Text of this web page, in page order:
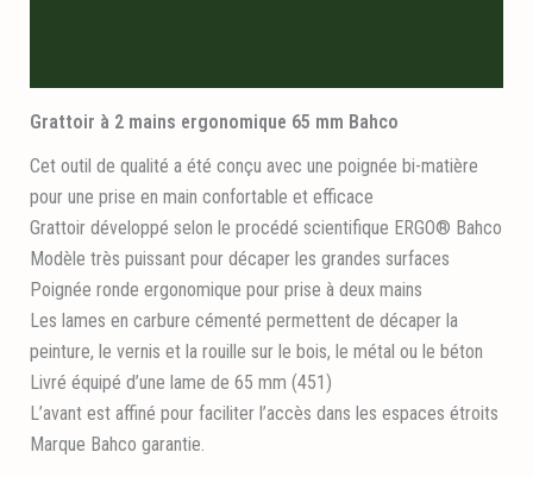
Grattoir à 2 mains ergonomique 65 mm Bahco
Cet outil de qualité a été conçu avec une poignée bi-matière
pour une prise en main confortable et efficace
Grattoir développé selon le procédé scientifique ERGO® Bahco
Modèle très puissant pour décaper les grandes surfaces
Poignée ronde ergonomique pour prise à deux mains
Les lames en carbure cémenté permettent de décaper la
peinture, le vernis et la rouille sur le bois, le métal ou le béton
Livré équipé d’une lame de 65 mm (451)
L’avant est affiné pour faciliter l’accès dans les espaces étroits
Marque Bahco garantie.